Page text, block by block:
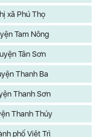
xã Phú Thọ
Tam Nông
Tân Sơn
Thanh Ba
Thanh Sơn
Thanh Thủy
phố Việt Trì